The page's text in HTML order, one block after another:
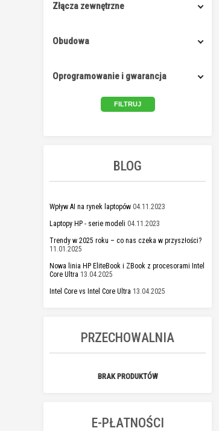
Złącza zewnętrzne
Obudowa
Oprogramowanie i gwarancja
BLOG
Wpływ AI na rynek laptopów 04.11.2023
Laptopy HP - serie modeli 04.11.2023
Trendy w 2025 roku – co nas czeka w przyszłości?
11.01.2025
Nowa linia HP EliteBook i ZBook z procesorami Intel
Core Ultra 13.04.2025
Intel Core vs Intel Core Ultra 13.04.2025
PRZECHOWALNIA
BRAK PRODUKTÓW
E-PŁATNOŚCI